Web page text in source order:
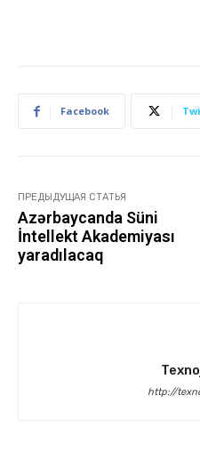
Facebook
ПРЕДЫДУЩАЯ СТАТЬЯ
Azərbaycanda Süni
İntellekt Akademiyası
yaradılacaq
http://